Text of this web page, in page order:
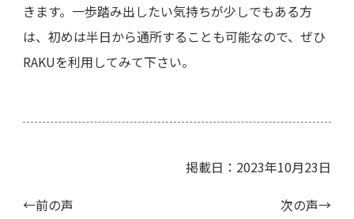
きます。一歩踏み出したい気持ちが少しでもある方
は、初めは半日から通所することも可能なので、ぜひ
RAKUを利用してみて下さい。
掲載日：2023年10月23日
←前の声
次の声→